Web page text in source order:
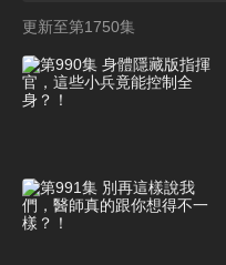
更新至第1750集